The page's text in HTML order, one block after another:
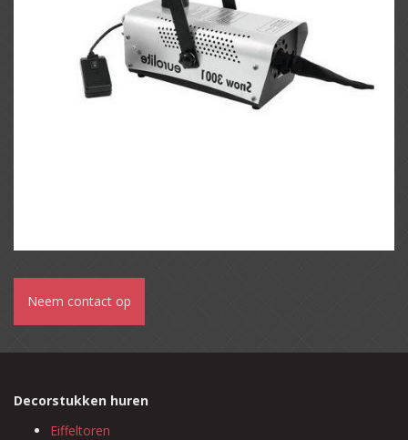
Neem contact op
Decorstukken huren
Eiffeltoren